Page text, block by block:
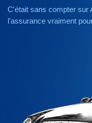
C'était sans compter sur
l'assurance vraiment